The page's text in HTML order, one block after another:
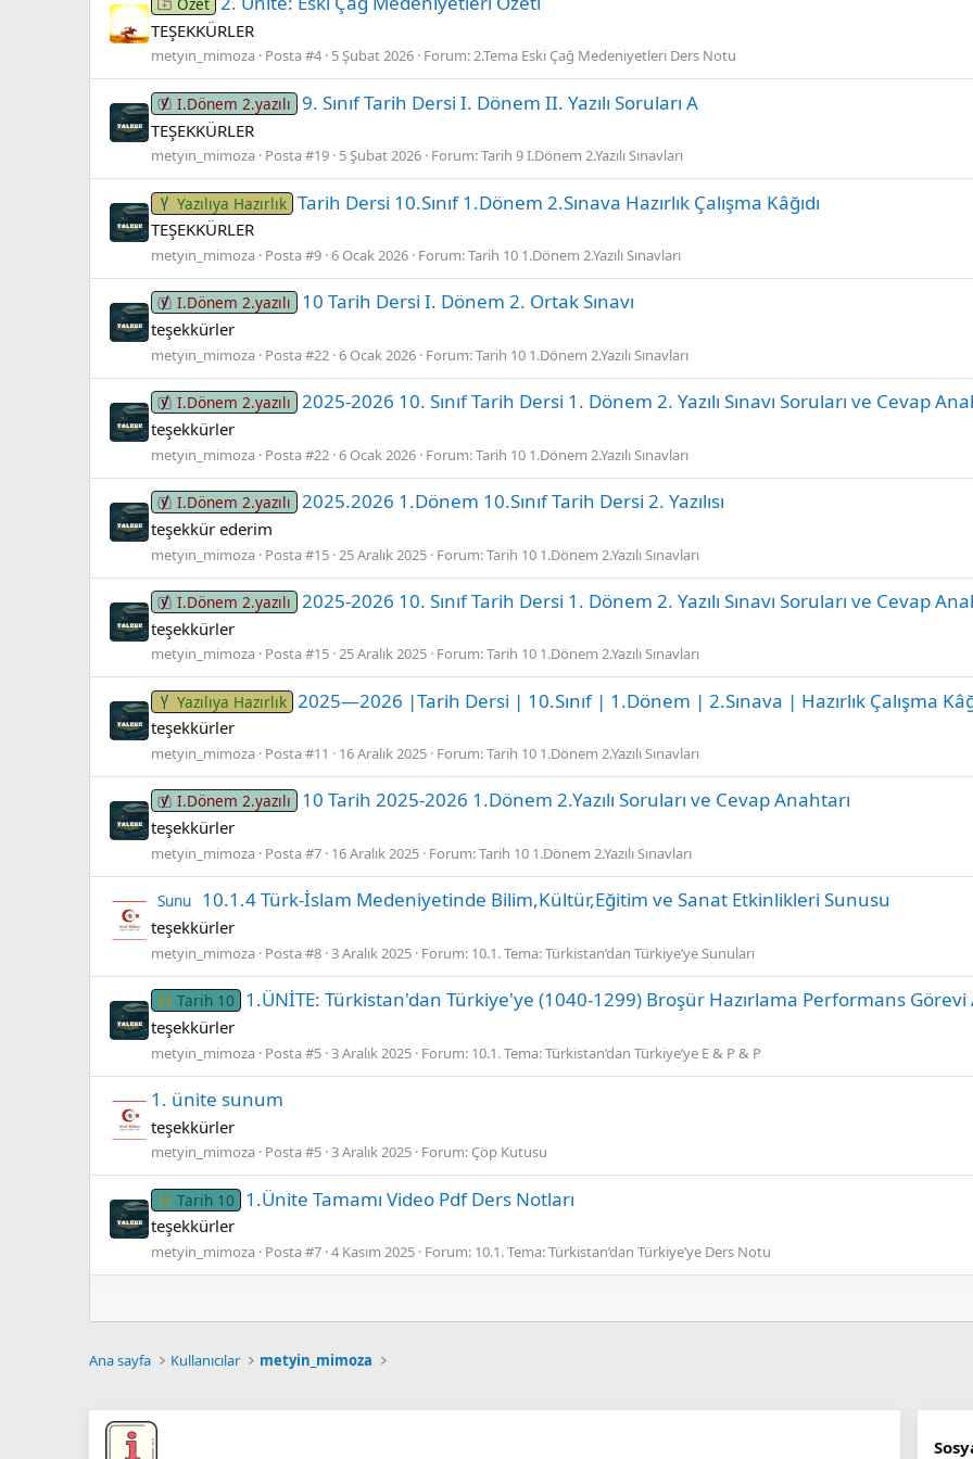
TEŞEKKÜRLER
metyin_mimoza Posta #4 5 Şubat 2026 Forum:2.Tema Eski Çağ Medeniyetleri Ders Notu
I.Dönem 2.yazılı 9. Sınıf Tarih Dersi I. Dönem II. Yazılı Soruları A
TEŞEKKÜRLER
metyin_mimoza Posta #19 5 Şubat 2026 Forum:Tarih 9 I.Dönem 2.Yazılı Sınavları
Yazılıya Hazırlık Tarih Dersi 10.Sınıf 1.Dönem 2.Sınava Hazırlık Çalışma Kâğıdı
TEŞEKKÜRLER
metyin_mimoza Posta #9 6 Ocak 2026 Forum:Tarih 10 1.Dönem 2.Yazılı Sınavları
I.Dönem 2.yazılı 10 Tarih Dersi I. Dönem 2. Ortak Sınavı
teşekkürler
metyin_mimoza Posta #22 6 Ocak 2026 Forum:Tarih 10 1.Dönem 2.Yazılı Sınavları
I.Dönem 2.yazılı 2025-2026 10. Sınıf Tarih Dersi 1. Dönem 2. Yazılı Sınavı Soruları ve Cevap
teşekkürler
metyin_mimoza Posta #22 6 Ocak 2026 Forum:Tarih 10 1.Dönem 2.Yazılı Sınavları
I.Dönem 2.yazılı 2025.2026 1.Dönem 10.Sınıf Tarih Dersi 2. Yazılısı
teşekkür ederim
metyin_mimoza Posta #15 25 Aralık 2025 Forum:Tarih 10 1.Dönem 2.Yazılı Sınavları
I.Dönem 2.yazılı 2025-2026 10. Sınıf Tarih Dersi 1. Dönem 2. Yazılı Sınavı Soruları ve Cevap
teşekkürler
metyin_mimoza Posta #15 25 Aralık 2025 Forum:Tarih 10 1.Dönem 2.Yazılı Sınavları
Yazılıya Hazırlık 2025—2026 |Tarih Dersi | 10.Sınıf | 1.Dönem | 2.Sınava | Hazırlık Çalışma
teşekkürler
metyin_mimoza Posta #11 16 Aralık 2025 Forum:Tarih 10 1.Dönem 2.Yazılı Sınavları
I.Dönem 2.yazılı 10 Tarih 2025-2026 1.Dönem 2.Yazılı Soruları ve Cevap Anahtarı
teşekkürler
metyin_mimoza Posta #7 16 Aralık 2025 Forum:Tarih 10 1.Dönem 2.Yazılı Sınavları
Sunu 10.1.4 Türk-İslam Medeniyetinde Bilim,Kültür,Eğitim ve Sanat Etkinlikleri Sunusu
teşekkürler
metyin_mimoza Posta #8 3 Aralık 2025 Forum: 10.1. Tema: Türkistan’dan Türkiye’ye Sunuları
Tarih 10 1.ÜNİTE: Türkistan'dan Türkiye'ye (1040-1299) Broşür Hazırlama Performans
teşekkürler
metyin_mimoza Posta #5 3 Aralık 2025 Forum: 10.1. Tema: Türkistan’dan Türkiye’ye E & P & P
1. üni̇te sunum
teşekkürler
metyin_mimoza Posta #5 3 Aralık 2025 Forum: Çöp Kutusu
Tarih 10 1.Ünite Tamamı Video Pdf Ders Notları
teşekkürler
metyin_mimoza Posta #7 4 Kasım 2025 Forum: 10.1. Tema: Türkistan’dan Türkiye’ye Ders Notu
Ana sayfa Kullanıcılar metyin_mimoza